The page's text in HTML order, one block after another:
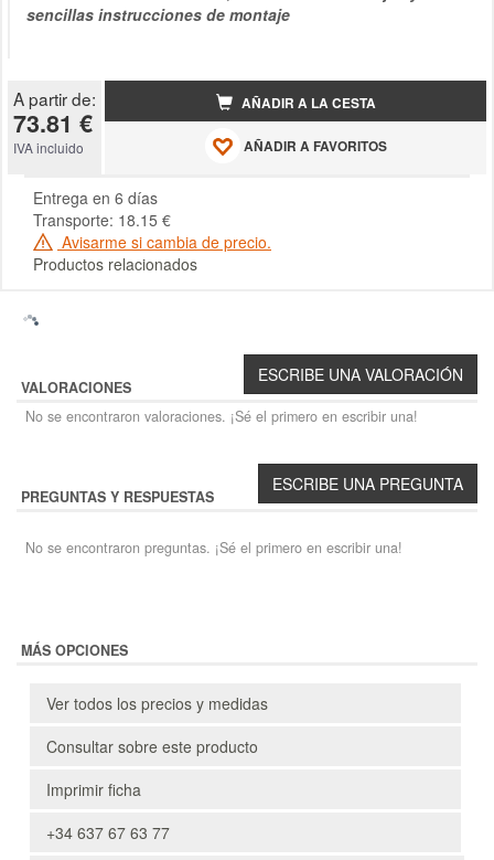
sencillas instrucciones de montaje
A partir de:
73.81 €
IVA incluido
AÑADIR A LA CESTA
AÑADIR A FAVORITOS
Entrega en 6 días
Transporte: 18.15 €
Avisarme si cambia de precio.
Productos relacionados
VALORACIONES
No se encontraron valoraciones. ¡Sé el primero en escribir una!
PREGUNTAS Y RESPUESTAS
No se encontraron preguntas. ¡Sé el primero en escribir una!
MÁS OPCIONES
Ver todos los precios y medidas
Consultar sobre este producto
Imprimir ficha
+34 637 67 63 77